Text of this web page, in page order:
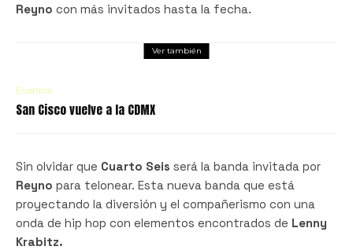
Reyno con más invitados hasta la fecha.
Ver también
Eventos
San Cisco vuelve a la CDMX
Sin olvidar que Cuarto Seis será la banda invitada por
Reyno para telonear. Esta nueva banda que está
proyectando la diversión y el compañerismo con una
onda de hip hop con elementos encontrados de Lenny
Krabitz.